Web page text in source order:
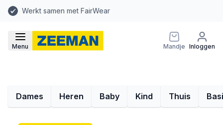
Werkt samen met FairWear
Menu Mandje Inloggen
Dames Heren Baby Kind Thuis